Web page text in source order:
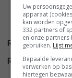
Release
Release DVD
Uw
apparaat
kan worden
332 partners of
en onze partners
gebruiken. Lijst
Bepaalde
verwerken op
hiertegen